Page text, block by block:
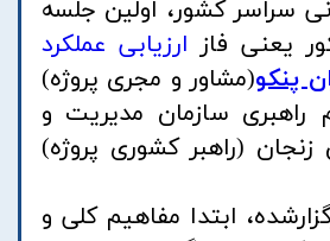
سراسر کشور، اولین جلسه
یعنی فاز ارزیابی عملکرد
پنکو(مشاور و مجری پروژه)
راهبری سازمان مدیریت و
زنجان (راهبر کشوری پروژه)
ابتدا مفاهیم کلی و